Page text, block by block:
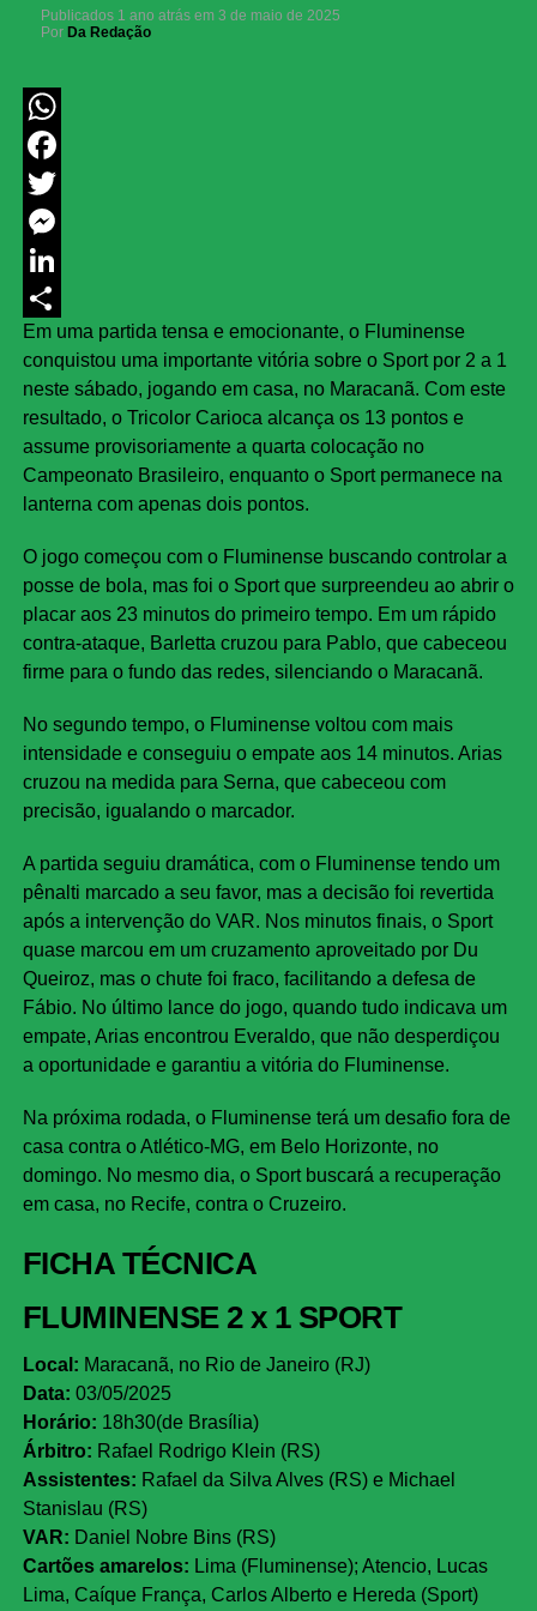
Publicados 1 ano atrás em 3 de maio de 2025
Por Da Redação
WhatsApp
Facebook
Twitter
Messenger
LinkedIn
Share
Em uma partida tensa e emocionante, o Fluminense
conquistou uma importante vitória sobre o Sport por 2 a 1
neste sábado, jogando em casa, no Maracanã. Com este
resultado, o Tricolor Carioca alcança os 13 pontos e
assume provisoriamente a quarta colocação no
Campeonato Brasileiro, enquanto o Sport permanece na
lanterna com apenas dois pontos.
O jogo começou com o Fluminense buscando controlar a
posse de bola, mas foi o Sport que surpreendeu ao abrir o
placar aos 23 minutos do primeiro tempo. Em um rápido
contra-ataque, Barletta cruzou para Pablo, que cabeceou
firme para o fundo das redes, silenciando o Maracanã.
No segundo tempo, o Fluminense voltou com mais
intensidade e conseguiu o empate aos 14 minutos. Arias
cruzou na medida para Serna, que cabeceou com
precisão, igualando o marcador.
A partida seguiu dramática, com o Fluminense tendo um
pênalti marcado a seu favor, mas a decisão foi revertida
após a intervenção do VAR. Nos minutos finais, o Sport
quase marcou em um cruzamento aproveitado por Du
Queiroz, mas o chute foi fraco, facilitando a defesa de
Fábio. No último lance do jogo, quando tudo indicava um
empate, Arias encontrou Everaldo, que não desperdiçou
a oportunidade e garantiu a vitória do Fluminense.
Na próxima rodada, o Fluminense terá um desafio fora de
casa contra o Atlético-MG, em Belo Horizonte, no
domingo. No mesmo dia, o Sport buscará a recuperação
em casa, no Recife, contra o Cruzeiro.
FICHA TÉCNICA
FLUMINENSE 2 x 1 SPORT
Local: Maracanã, no Rio de Janeiro (RJ)
Data: 03/05/2025
Horário: 18h30(de Brasília)
Árbitro: Rafael Rodrigo Klein (RS)
Assistentes: Rafael da Silva Alves (RS) e Michael
Stanislau (RS)
VAR: Daniel Nobre Bins (RS)
Cartões amarelos: Lima (Fluminense); Atencio, Lucas
Lima, Caíque França, Carlos Alberto e Hereda (Sport)